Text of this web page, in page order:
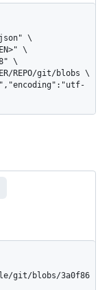
git/blobs/3a0f86